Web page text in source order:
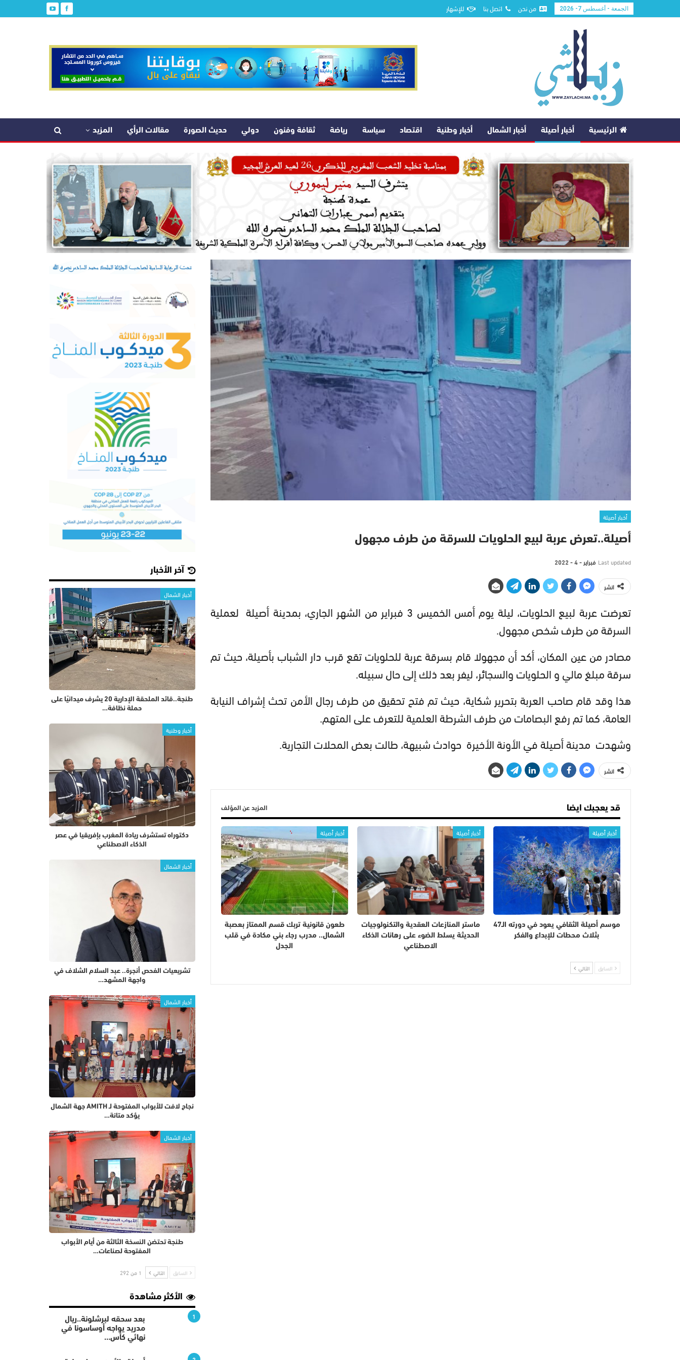
الجمعة - أغسطس 7- 2026 من نحن اتصل بنا للإشهار
الرئيسية أخبار أصيلة أخبار الشمال أخبار وطنية اقتصاد سياسة رياضة ثقافة وفنون دولي حديث الصورة مقالات الرأي المزيد
أخبار أصيلة
أصيلة..تعرض عربة لبيع الحلويات للسرقة من طرف مجهول
Last updated فبراير - 4 - 2022
انشر
تعرضت عربة لبيع الحلويات، ليلة يوم أمس الخميس 3 فبراير من الشهر الجاري، بمدينة أصيلة لعملية
السرقة من طرف شخص مجهول.
مصادر من عين المكان، أكد أن مجهولا قام بسرقة عربة للحلويات تقع قرب دار الشباب بأصيلة، حيث تم
سرقة مبلغ مالي و الحلويات والسجائر، ليفر بعد ذلك إلى حال سبيله.
هذا وقد قام صاحب العربة بتحرير شكاية، حيث تم فتح تحقيق من طرف رجال الأمن تحث إشراف النيابة
العامة، كما تم رفع البصامات من طرف الشرطة العلمية للتعرف على المتهم.
وشهدت مدينة أصيلة في الأونة الأخيرة حوادث شبيهة، طالت بعض المحلات التجارية.
انشر
قد يعجبك ايضا المزيد عن المؤلف
أخبار أصيلة
موسم أصيلة الثقافي يعود في دورته الـ47
بثلاث محطات للإبداع والفكر
أخبار أصيلة
ماستر المنازعات العقدية والتكنولوجيات
الحديثة يسلط الضوء على رهانات الذكاء
الاصطناعي
أخبار أصيلة
طعون قانونية تربك قسم الممتاز بعصبة
الشمال.. مدرب رجاء بني مكادة في قلب
الجدل
السابق التالي
آخر الأخبار
أخبار الشمال
طنجة..قائد الملحقة الإدارية 20 يشرف ميدانيًا على
حملة نظافة…
أخبار وطنية
دكتوراه تستشرف ريادة المغرب بإفريقيا في عصر
الذكاء الاصطناعي
أخبار الشمال
تشريعيات الفحص أنجرة.. عبد السلام الشلاف في
واجهة المشهد…
أخبار الشمال
نجاح لافت للأبواب المفتوحة لـ AMITH جهة الشمال
يؤكد متانة…
أخبار الشمال
طنجة تحتضن النسخة الثالثة من أيام الأبواب
المفتوحة لصناعات…
السابق التالي 1 من 292
الأكثر مشاهدة
1
بعد سحقه لبرشلونة..ريال
مدريد يواجه أوساسونا في
نهائي كأس…